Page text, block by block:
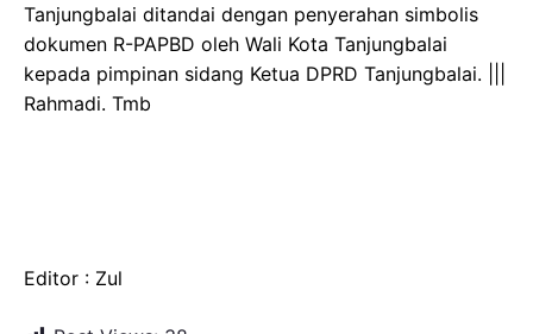
Tanjungbalai ditandai dengan penyerahan simbolis
dokumen R-PAPBD oleh Wali Kota Tanjungbalai
kepada pimpinan sidang Ketua DPRD Tanjungbalai. |||
Rahmadi. Tmb
Editor : Zul